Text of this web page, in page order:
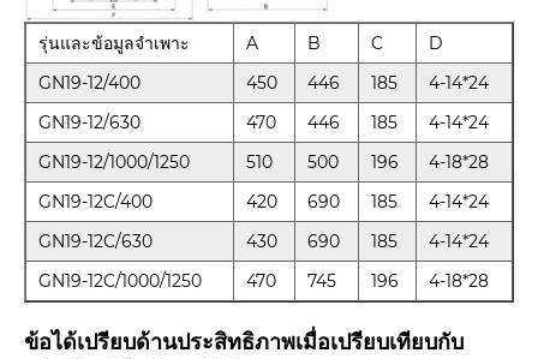
รุ่นและข้อมูลจำเพาะ A B C
D
GN19-12/400
450 446 185
4-14*24
GN19-12/630
470 446 185
4-14*24
GN19-12/1000/1250
510 500 196
4-18*28
GN19-12C/400
420 690 185
4-14*24
GN19-12C/630
430 690 185
4-14*24
GN19-12C/1000/1250
470 745 196 4-18*28
ข้อได้เปรียบด้านประสิทธิภาพเมื่อเปรียบเทียบกับ